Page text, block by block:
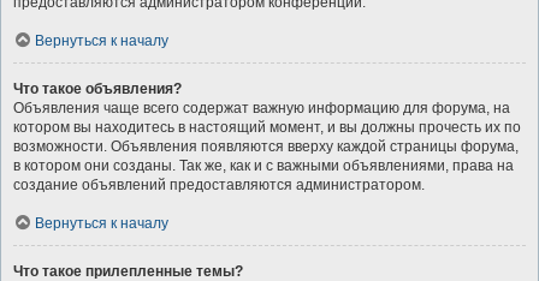
Вернуться к началу
Что такое объявления?
Объявления чаще всего содержат важную информацию для форума, на
котором вы находитесь в настоящий момент, и вы должны прочесть их по
возможности. Объявления появляются вверху каждой страницы форума,
в котором они созданы. Так же, как и с важными объявлениями, права на
создание объявлений предоставляются администратором.
Вернуться к началу
Что такое прилепленные темы?